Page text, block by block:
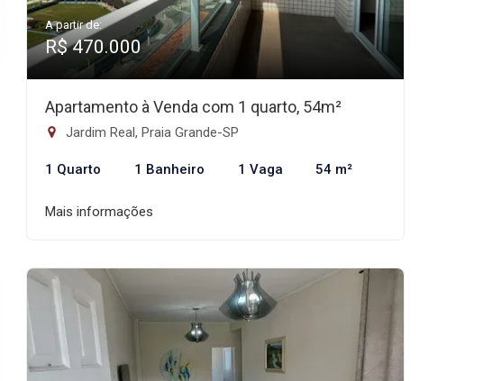
A partir de:
R$ 470.000
Apartamento à Venda com 1 quarto, 54m²
Jardim Real, Praia Grande-SP
1 Quarto 1 Banheiro 1 Vaga 54 m²
Mais informações